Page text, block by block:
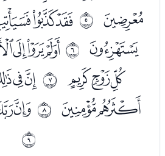
ﭵ ﰄ
ﭾ ﰅ
ﮈﮉﮊ ﰆ
ﮓﮔ ﰇ
ﰈ